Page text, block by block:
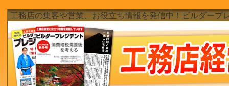
工務店の集客や営業、お役立ち情報を発信中！ビルダープ